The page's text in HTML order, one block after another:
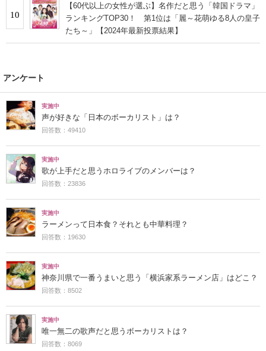
10
【60代以上の女性が選ぶ】名作だと思う「韓国ドラマ」
ランキングTOP30！ 第1位は「麗～花萌ゆる8人の皇子
たち～」【2024年最新投票結果】
アンケート
実施中
声が好きな「日本のボーカリスト」は？
回答数：49410
実施中
歌が上手だと思うホロライブのメンバーは？
回答数：23836
実施中
ラーメンって日本食？それとも中華料理？
回答数：19630
実施中
神奈川県で一番うまいと思う「横浜家系ラーメン店」はどこ？
回答数：8502
実施中
唯一無二の歌声だと思うボーカリストは？
回答数：8069